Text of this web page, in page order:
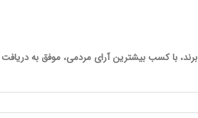
برای دومین سال متوالی، شرکت فروشگاه‌های زنجیره‌ای افق کوروش در گروه فروشگاه های زنجیره ای و در رقابت با 13برند، با